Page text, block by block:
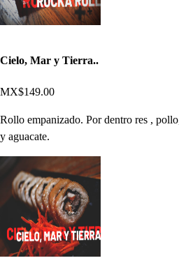
Cielo, Mar y Tierra..
MX$149.00
Rollo empanizado. Por dentro res ,
y aguacate.